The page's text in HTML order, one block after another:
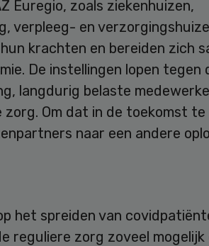
Euregio, zoals ziekenhuizen,
verpleeg- en
krachten en bereiden zich
De instellingen lopen tegen
langdurig belaste
Om dat in de toekomst te
naar een andere
het spreiden van
reguliere zorg zoveel mogelijk